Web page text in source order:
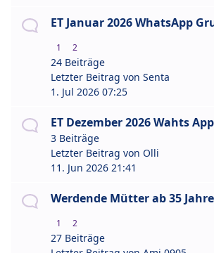
ET Januar 2026 WhatsApp
1 2
24 Beiträge
Letzter Beitrag von Senta
1. Jul 2026 07:25
ET Dezember 2026 Wahts
3 Beiträge
Letzter Beitrag von Olli
11. Jun 2026 21:41
Werdende Mütter ab 35
1 2
27 Beiträge